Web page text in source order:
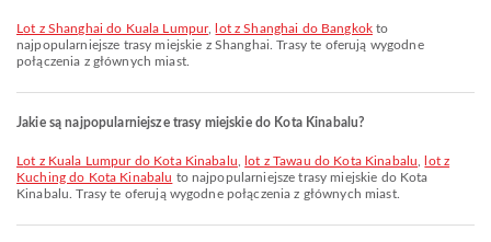
lot z Shanghai do Kuala Lumpur, lot z Shanghai do Bangkokto
najpopularniejsze trasy miejskie z Shanghai. Trasy te oferują wygodne
połączenia z głównych miast.
Jakie są najpopularniejsze trasy miejskie do Kota Kinabalu?
lot z Kuala Lumpur do Kota Kinabalu lot z Tawau do Kota Kinabalu
lot z
Kuching do Kota Kinabalu to najpopularniejsze trasy miejskie do Kota
Kinabalu. Trasy te oferują wygodne połączenia z głównych miast.